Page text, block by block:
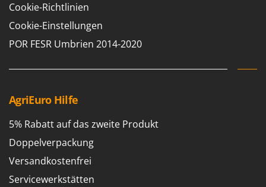
Cookie-Richtlinien
Cookie-Einstellungen
POR FESR Umbrien 2014-2020
AgriEuro Hilfe
5% Rabatt auf das zweite Produkt
Doppelverpackung
Versandkostenfrei
Servicewerkstätten